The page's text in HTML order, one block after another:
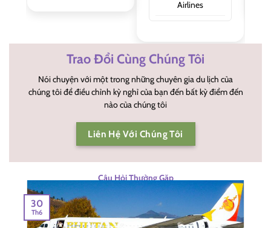
Airlines
Trao Đổi Cùng Chúng Tôi
Nói chuyện với một trong những chuyên gia du lịch của
chúng tôi để điều chỉnh kỳ nghỉ của bạn đến bất kỳ điểm đến
nào của chúng tôi
Liên Hệ Với Chúng Tôi
Câu Hỏi Thường Gặp
30
Th6